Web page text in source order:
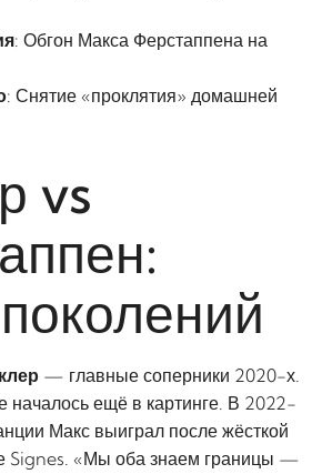
: Обгон Макса Ферстаппена на
: Снятие «проклятия» домашней
vs
— главные соперники 2020-х.
началось ещё в картинге. В 2022-
Макс выиграл после жёсткой
Signes. «Мы оба знаем границы —